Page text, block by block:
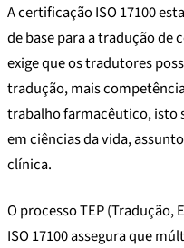
A certificação ISO 17100
de base para a tradução
exige que os tradutores
tradução, mais
trabalho farmacêutico, isto
em ciências da vida,
clínica.
O processo TEP
ISO 17100 assegura que